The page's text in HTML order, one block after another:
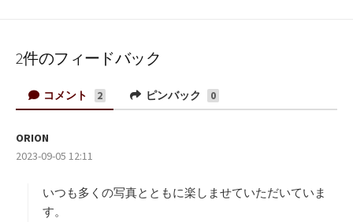
2件のフィードバック
コメント 2 ピンバック 0
ORION
り
2023-09-05 12:11
いつも多くの写真とともに楽しませていただいていま
す。